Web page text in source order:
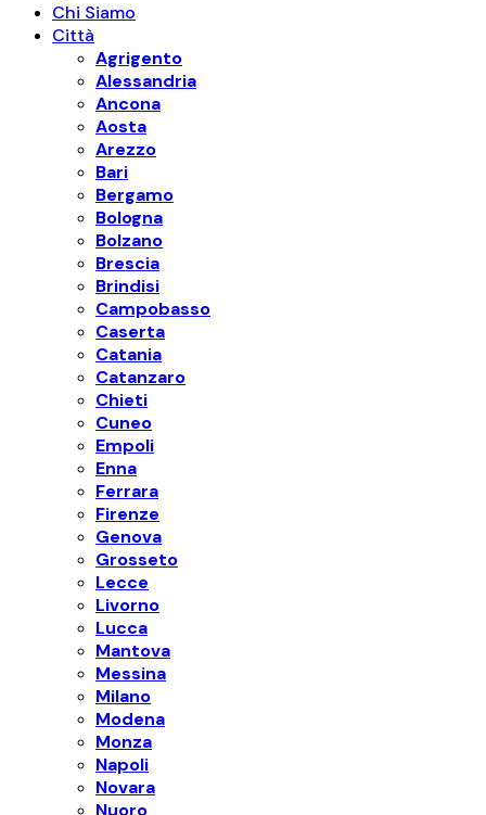
Chi Siamo
Città
Agrigento
Alessandria
Ancona
Aosta
Arezzo
Bari
Bergamo
Bologna
Bolzano
Brescia
Brindisi
Campobasso
Caserta
Catania
Catanzaro
Chieti
Cuneo
Empoli
Enna
Ferrara
Firenze
Genova
Grosseto
Lecce
Livorno
Lucca
Mantova
Messina
Milano
Modena
Monza
Napoli
Novara
Nuoro